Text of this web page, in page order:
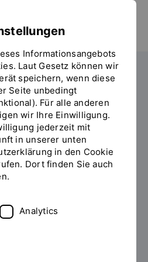
Satzungen und Ordnungen
(SPO)
- Bachelor -
Informationsangebots
Laut Gesetz können wir
speichern, wenn diese
Seite unbedingt
Für alle anderen
wir Ihre Einwilligung.
jederzeit mit
in unserer unten
in den Cookie
Dort finden Sie auch
Analytics